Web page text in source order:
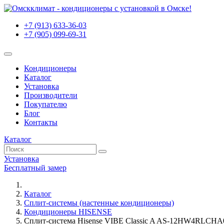
+7 (913) 633-36-03
+7 (905) 099-69-31
Кондиционеры
Каталог
Установка
Производители
Покупателю
Блог
Контакты
Каталог
Установка
Бесплатный замер
Каталог
Сплит-системы (настенные кондиционеры)
Кондиционеры HISENSE
Cплит-система Hisense VIBE Classic A AS-